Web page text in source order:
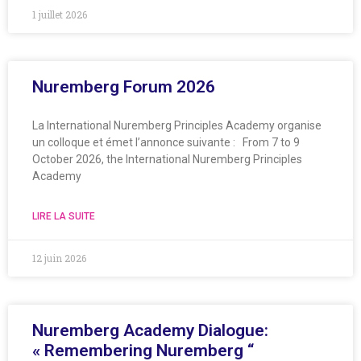
1 juillet 2026
Nuremberg Forum 2026
La International Nuremberg Principles Academy organise
un colloque et émet l’annonce suivante : From 7 to 9
October 2026, the International Nuremberg Principles
Academy
LIRE LA SUITE
12 juin 2026
Nuremberg Academy Dialogue:
« Remembering Nuremberg “